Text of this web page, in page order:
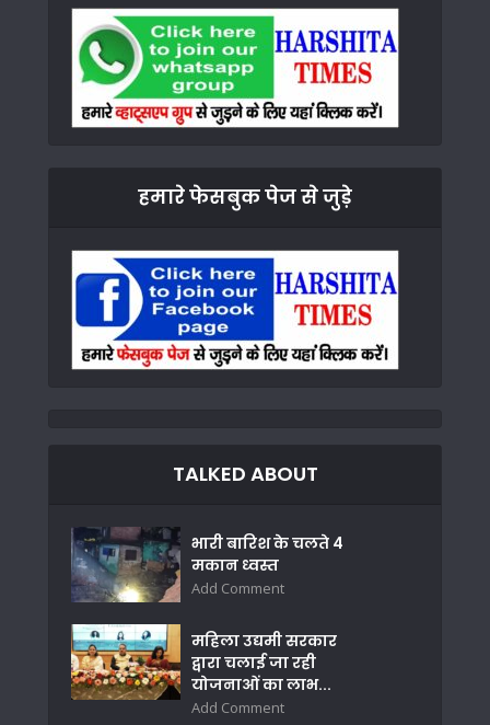
हमारे फेसबुक पेज से जुड़े
TALKED ABOUT
भारी बारिश के चलते 4
मकान ध्वस्त
Add Comment
महिला उद्यमी सरकार
द्वारा चलाई जा रही
योजनाओं का लाभ...
Add Comment